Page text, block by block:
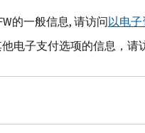
的一般信息, 请访问以电子
电子支付选项的信息，请